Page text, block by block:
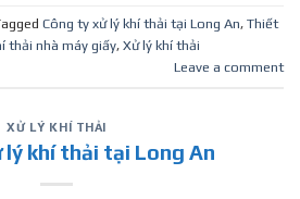
Công ty xử lý khí thải tại Long An, Thiết
thải nhà máy giấy, Xử lý khí thải
Leave a comment
XỬ LÝ KHÍ THẢI
lý khí thải tại Long An